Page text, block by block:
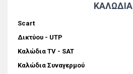
ΚΑΛΩΔΙΑ
Scart
Δικτύου - UTP
Καλώδια TV - SAT
Καλώδια Συναγερμού